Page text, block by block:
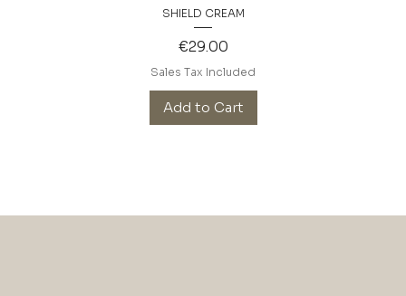
SHIELD CREAM
Price
€29.00
Sales Tax Included
Add to Cart